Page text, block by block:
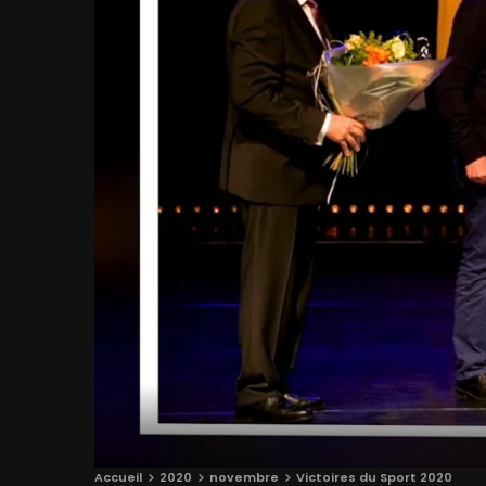
Accueil 2020 novembre Victoires du Sport 2020